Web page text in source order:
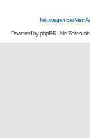
Neuwagen bei
Powered byphpBB- Alle Zeiten